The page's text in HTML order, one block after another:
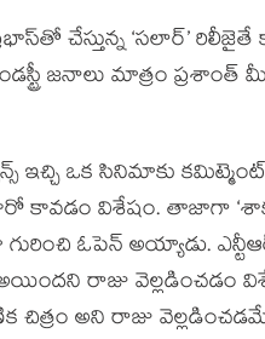
చేస్తున్న ‘సలార్’
జనాలు మాత్రం
ఇచ్చి ఒక సినిమాకు కమిట్మెంట్
విశేషం. తాజాగా
ఓపెన్ అయ్యాడు.
రాజు వెల్లడించడం
అని రాజు వెల్లడించడమే